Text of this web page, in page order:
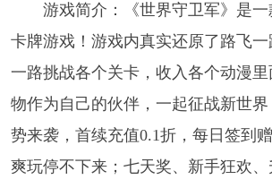
游戏简介：《世界守卫军》是
卡牌游戏！游戏内真实还原了路飞一
一路挑战各个关卡，收入各个动漫
物作为自己的伙伴，一起征战新世
势来袭，首续充值0.1折，每日签到赠
爽玩停不下来；七天奖、新手狂欢、